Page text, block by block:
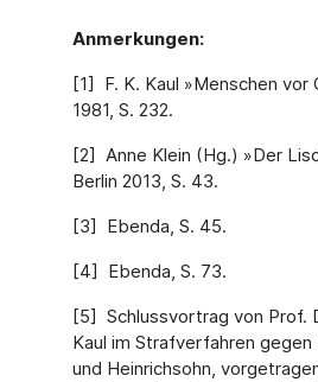
Anmerkungen:
[1] F. K. Kaul »Menschen vor
1981, S. 232.
[2] Anne Klein (Hg.) »Der
Berlin 2013, S. 43.
[3] Ebenda, S. 45.
[4] Ebenda, S. 73.
[5] Schlussvortrag von Prof.
Kaul im Strafverfahren gegen
und Heinrichsohn,